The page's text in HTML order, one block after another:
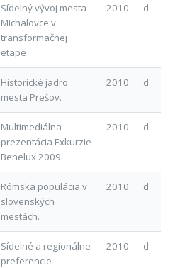
Sídelný vývoj mesta
Michalovce v
transformačnej
etape
2010 d
Historické jadro
mesta Prešov.
2010 d
Multimediálna
prezentácia Exkurzie
Benelux 2009
2010 d
Rómska populácia v
slovenských
mestách.
2010 d
Sídelné a regionálne
preferencie
2010 d